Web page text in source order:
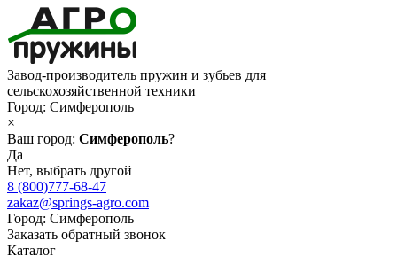
Завод-производитель пружин и зубьев для
сельскохозяйственной техники
Город: Симферополь
×
Ваш город: Симферополь?
Да
Нет, выбрать другой
8 (800)777-68-47
zakaz@springs-agro.com
Город: Симферополь
Заказать обратный звонок
Каталог